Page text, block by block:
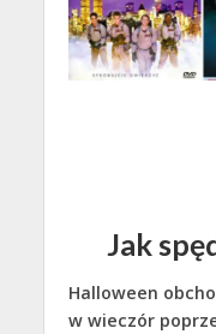
Jak
Halloween
w wieczór